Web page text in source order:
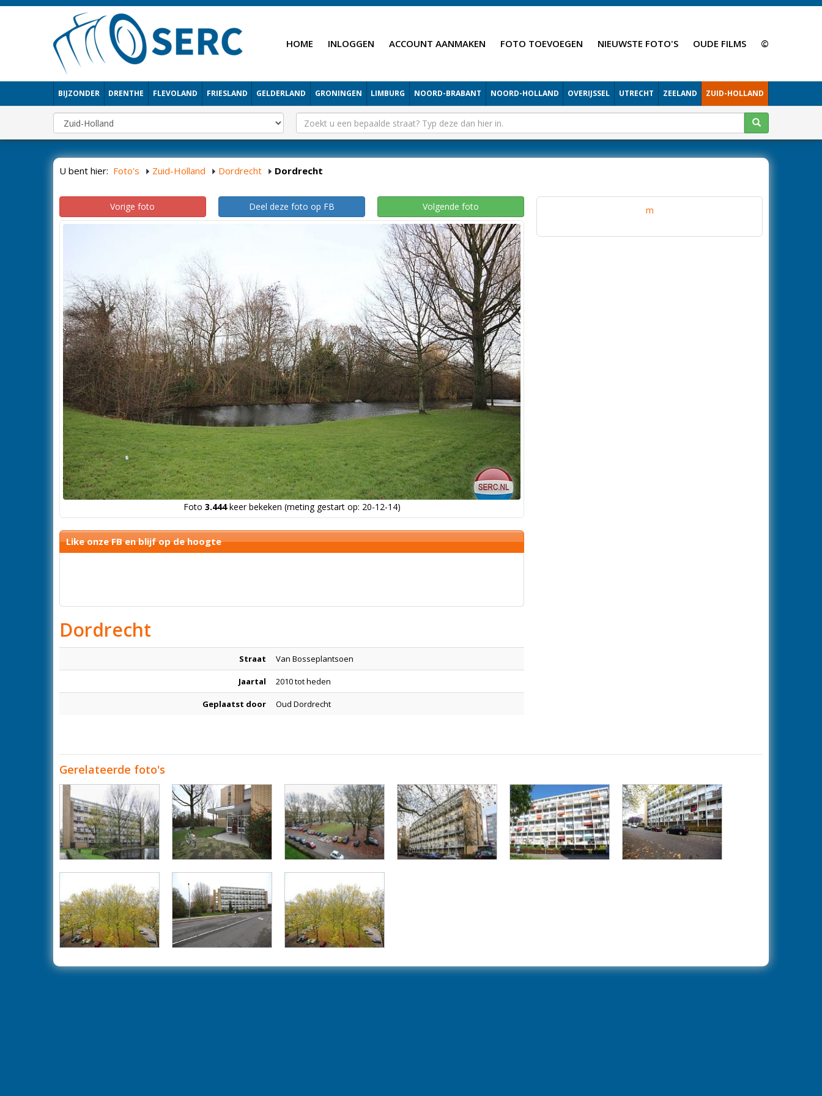
HOME INLOGGEN ACCOUNT AANMAKEN FOTO TOEVOEGEN NIEUWSTE FOTO'S OUDE FILMS ©
BIJZONDER DRENTHE FLEVOLAND FRIESLAND GELDERLAND GRONINGEN LIMBURG NOORD-BRABANT NOORD-HOLLAND OVERIJSSEL UTRECHT ZEELAND ZUID-HOLLAND
U bent hier: Foto's Zuid-Holland Dordrecht Dordrecht
Vorige foto Deel deze foto op FB Volgende foto
Foto 3.444keer bekeken (meting gestart op: 20-12-14)
Like onze FB en blijf op de hoogte
Dordrecht
Straat Van Bosseplantsoen
Jaartal 2010 tot heden
Geplaatst door Oud Dordrecht
m
Gerelateerde foto's